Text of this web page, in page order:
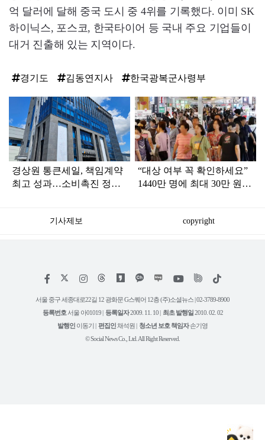
억 달러에 달해 중국 도시 중 4위를 기록했다. 이미 SK
하이닉스, 포스코, 한국타이어 등 국내 주요 기업들이
대거 진출해 있는 지역이다.
경기도 김동연지사 한국광복군사령부
인
경상원 통큰세일, 책임계약
최고 성과…소비촉진 정책
“대상 여부 꼭 확인하세요”
1440만 명에 최대 30만 원
기사제보 copyright
페
스
인
타
램
위
트
유
튜
틱
서울 중구 세종대로22길 12 광화문 G스퀘어 12층 (주)소셜뉴스 | 02-3789-8900
등록번호 서울 아01019 | 등록일자2009. 11. 10 | 최초 발행일2010. 02. 02
발행인 이동기 | 편집인채석원 | 청소년 보호 책임자손기영
© Social News Co., Ltd. All Right Reserved.